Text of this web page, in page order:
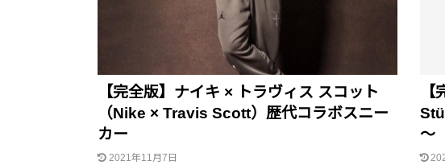
【完全版】ナイキ × トラヴィス スコット
（Nike × Travis Scott）歴代コラボスニー
カー
2021年11月7日
～